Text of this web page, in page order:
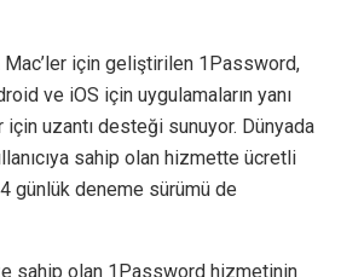
Mac’ler için geliştirilen 1Password,
ve iOS için uygulamaların yanı
için uzantı desteği sunuyor. Dünyada
sahip olan hizmette ücretli
günlük deneme sürümü de
sahip olan 1Password hizmetinin